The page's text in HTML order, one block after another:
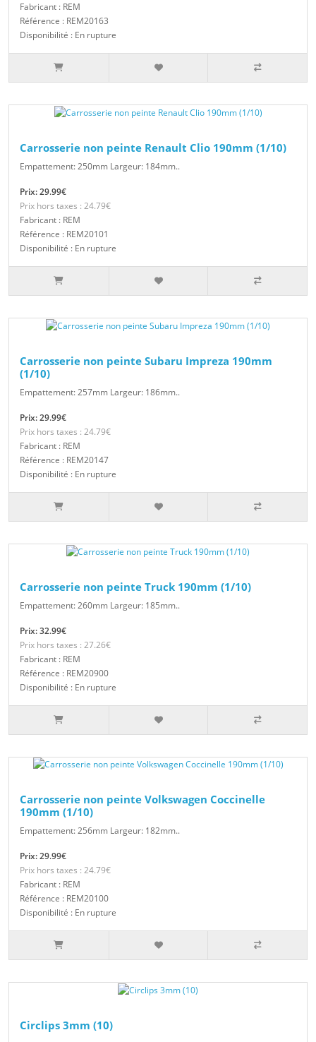
Fabricant : REM
Référence : REM20163
Disponibilité : En rupture
Carrosserie non peinte Renault Clio 190mm (1/10)
Empattement: 250mm Largeur: 184mm..
Prix: 29.99€
Prix hors taxes : 24.79€
Fabricant : REM
Référence : REM20101
Disponibilité : En rupture
Carrosserie non peinte Subaru Impreza 190mm
(1/10)
Empattement: 257mm Largeur: 186mm..
Prix: 29.99€
Prix hors taxes : 24.79€
Fabricant : REM
Référence : REM20147
Disponibilité : En rupture
Carrosserie non peinte Truck 190mm (1/10)
Empattement: 260mm Largeur: 185mm..
Prix: 32.99€
Prix hors taxes : 27.26€
Fabricant : REM
Référence : REM20900
Disponibilité : En rupture
Carrosserie non peinte Volkswagen Coccinelle
190mm (1/10)
Empattement: 256mm Largeur: 182mm..
Prix: 29.99€
Prix hors taxes : 24.79€
Fabricant : REM
Référence : REM20100
Disponibilité : En rupture
Circlips 3mm (10)